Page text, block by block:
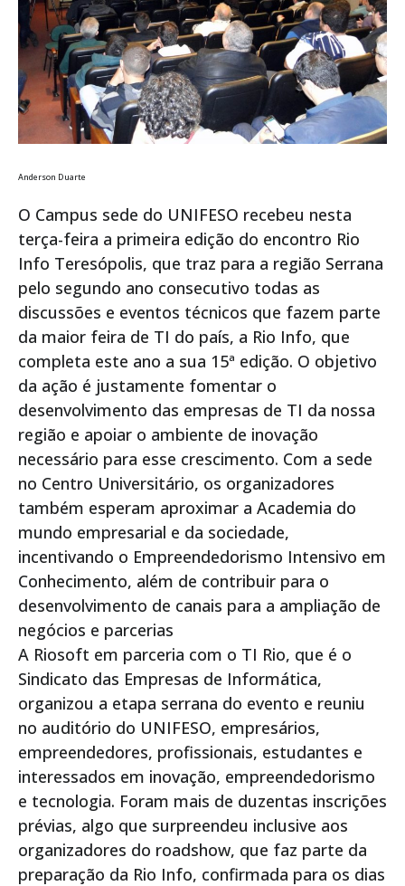
Anderson Duarte
O Campus sede do UNIFESO recebeu nesta
terça-feira a primeira edição do encontro Rio
Info Teresópolis, que traz para a região Serrana
pelo segundo ano consecutivo todas as
discussões e eventos técnicos que fazem parte
da maior feira de TI do país, a Rio Info, que
completa este ano a sua 15ª edição. O objetivo
da ação é justamente fomentar o
desenvolvimento das empresas de TI da nossa
região e apoiar o ambiente de inovação
necessário para esse crescimento. Com a sede
no Centro Universitário, os organizadores
também esperam aproximar a Academia do
mundo empresarial e da sociedade,
incentivando o Empreendedorismo Intensivo em
Conhecimento, além de contribuir para o
desenvolvimento de canais para a ampliação de
negócios e parcerias
A Riosoft em parceria com o TI Rio, que é o
Sindicato das Empresas de Informática,
organizou a etapa serrana do evento e reuniu
no auditório do UNIFESO, empresários,
empreendedores, profissionais, estudantes e
interessados em inovação, empreendedorismo
e tecnologia. Foram mais de duzentas inscrições
prévias, algo que surpreendeu inclusive aos
organizadores do roadshow, que faz parte da
preparação da Rio Info, confirmada para os dias